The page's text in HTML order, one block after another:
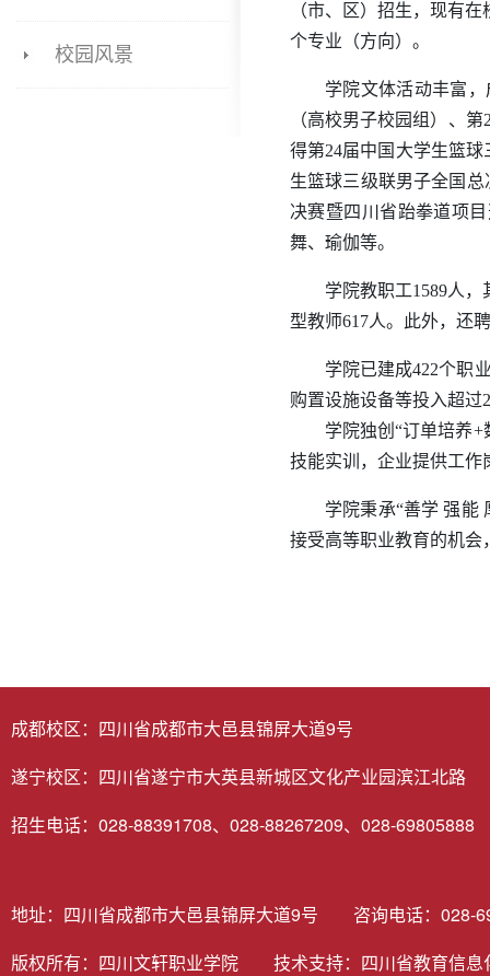
校园风景
（市、区）招生，现有
个专业（方向）。
学院文体活动丰富
（高校男子校园组）、
得第24届中国大学生篮
生篮球三级联男子全国
决赛暨四川省跆拳道项
舞、瑜伽等。
学院教职工1589人
型教师617人。
此外，还
学院已建成422个职
购置设施设备等投入超过
学院独创“订单培养
技能实训，企业提供工作
学院秉承“善学 强能
接受高等职业教育的机会
成都校区：四川省成都市大邑县锦屏大道9号
遂宁校区：四川省遂宁市大英县新城区文化产业园滨江北路
招生电话：028-88391708、028-88267209、028-69805888
地址：四川省成都市大邑县锦屏大道9号 咨询电话：
版权所有：四川文轩职业学院 技术支持： 四川省教育信